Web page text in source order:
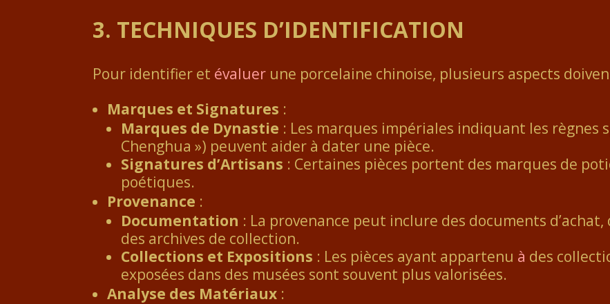
3. TECHNIQUES D’IDENTIFICATION
Pour identifier et évaluer une porcelaine chinoise, plusieurs aspects
Marques et Signatures :
Marques de Dynastie : Les marques impériales indiquant les règnes
Chenghua ») peuvent aider à dater une pièce.
Signatures d’Artisans : Certaines pièces portent des marques de
poétiques.
Provenance :
Documentation : La provenance peut inclure des documents
des archives de collection.
Collections et Expositions : Les pièces ayant appartenu à des
exposées dans des musées sont souvent plus valorisées.
Analyse des Matériaux :